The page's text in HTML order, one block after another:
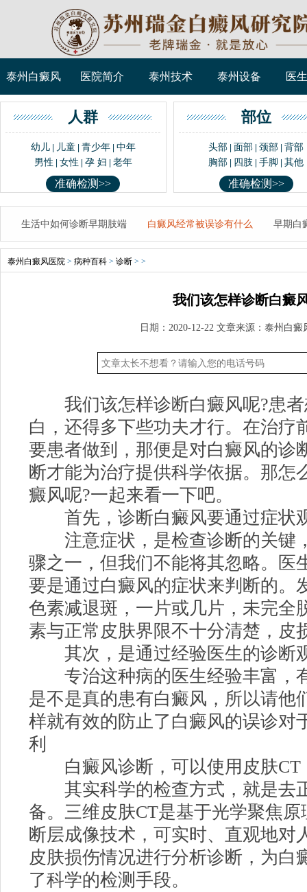
泰州白癜风 医院简介 泰州技术 泰州设备 医
人群
幼儿| 儿童| 青少年| 中年
男性
女性 孕 妇 老年
准确检测>>
部位
头部 面部 |颈部 |背部
胸部
四肢 |手脚 |其他
准确检测>>
生活中如何诊断早期肢端 白癜风经常被误诊有什么 早期白
泰州白癜风医院 > 病种百科 > 诊断 > >
我们该怎样诊断白癜
日期：2020-12-22 文章来源： 泰州白癜
我们该怎样诊断白癜风呢?患者
白，还得多下些功夫才行。在治疗
要患者做到，那便是对白癜风的诊
断才能为治疗提供科学依据。那怎
癜风呢?一起来看一下吧。
首先，诊断白癜风要通过症状
注意症状，是检查诊断的关键
骤之一，但我们不能将其忽略。医
要是通过白癜风的症状来判断的。
色素减退斑，一片或几片，未完全
素与正常皮肤界限不十分清楚，皮
其次，是通过经验医生的诊断
专治这种病的医生经验丰富，
是不是真的患有白癜风，所以请他
样就有效的防止了白癜风的误诊对
利
白癜风诊断，可以使用皮肤CT
其实科学的检查方式，就是去
备。三维皮肤CT是基于光学聚焦
断层成像技术，可实时、直观地对
皮肤损伤情况进行分析诊断，为白
了科学的检测手段。